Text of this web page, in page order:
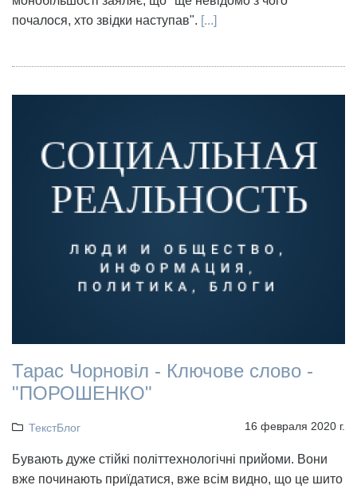
почалося, хто звідки наступав". [...]
Тарас Чорновіл - Ключове слово -
"ПОРОШЕНКО"
ТекстБлог 16 февраля 2020 г.
Бувають дуже стійкі політтехнологічні прийоми. Вони
вже починають приїдатися, вже всім видно, що це шито